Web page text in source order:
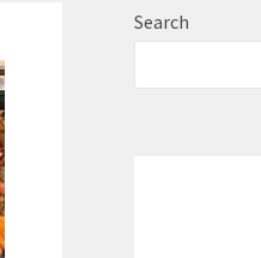
Search